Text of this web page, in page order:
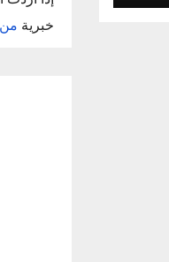
خبرية من